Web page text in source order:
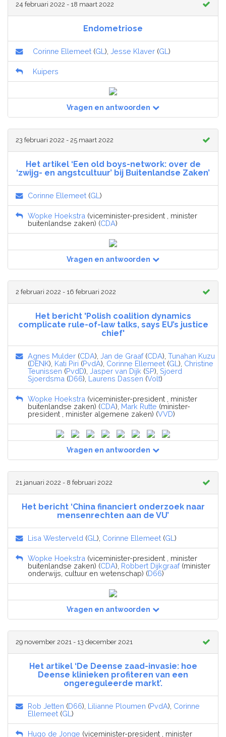
24 februari 2022 - 18 maart 2022
Endometriose
Corinne Ellemeet (GL ), Jesse Klaver (GL )
Kuipers
Vragen en antwoorden
23 februari 2022 - 25 maart 2022
Het artikel ‘Een old boys-network: over de
‘zwijg- en angstcultuur’ bij Buitenlandse Zaken’
Corinne Ellemeet (GL )
Wopke Hoekstra (viceminister-president , minister
buitenlandse zaken) (CDA)
Vragen en antwoorden
2 februari 2022 - 16 februari 2022
Het bericht 'Polish coalition dynamics
complicate rule-of-law talks, says EU’s justice
chief'
Agnes Mulder (CDA), Jan de Graaf(CDA), Tunahan Kuzu
(DENK), Kati Piri (PvdA), Corinne Ellemeet (GL ), Christine
Teunissen (PvdD), Jasper van Dijk (SP), Sjoerd
Sjoerdsma (D66), Laurens Dassen (Volt)
Wopke Hoekstra (viceminister-president , minister
buitenlandse zaken) (CDA), Mark Rutte (minister-
president , minister algemene zaken) (VVD)
Vragen en antwoorden
21 januari 2022 - 8 februari 2022
Het bericht ‘China financiert onderzoek naar
mensenrechten aan de VU’
Lisa Westerveld (GL ), Corinne Ellemeet (GL )
Wopke Hoekstra (viceminister-president , minister
buitenlandse zaken) (CDA), Robbert Dijkgraaf(minister
onderwijs, cultuur en wetenschap) (D66)
Vragen en antwoorden
29 november 2021 - 13 december 2021
Het artikel ‘De Deense zaad-invasie: hoe
Deense klinieken profiteren van een
ongereguleerde markt’.
Rob Jetten (D66), Lilianne Ploumen (PvdA), Corinne
Ellemeet (GL )
Hugo de Jonge (viceminister-president , minister